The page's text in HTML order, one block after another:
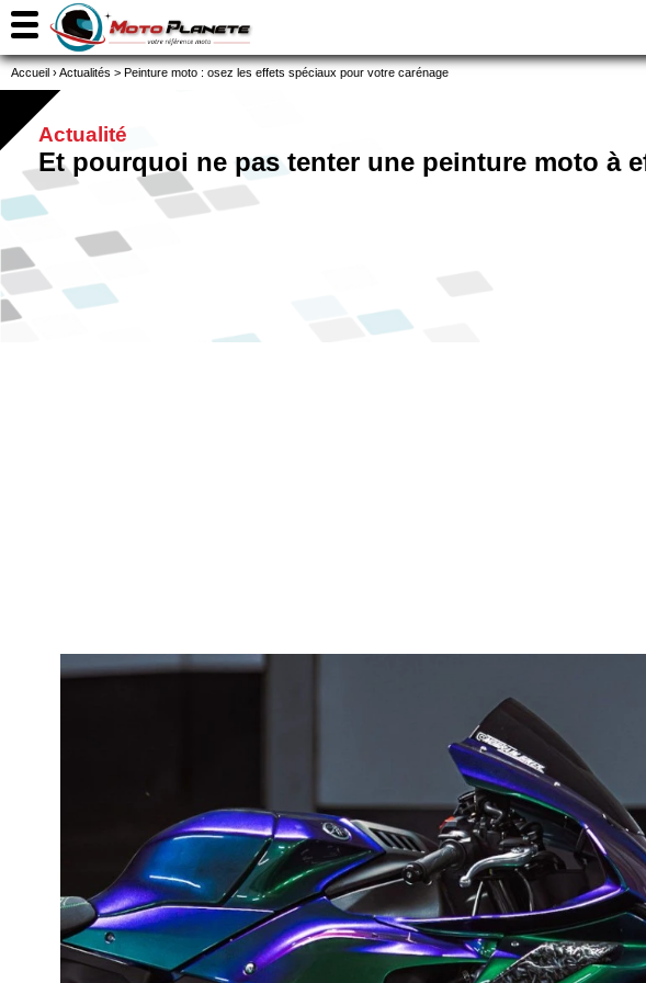
Accueil ›Actualités > Peinture moto : osez les effets spéciaux pour votre carénage
Actualité
Et pourquoi ne pas tenter une peinture moto à